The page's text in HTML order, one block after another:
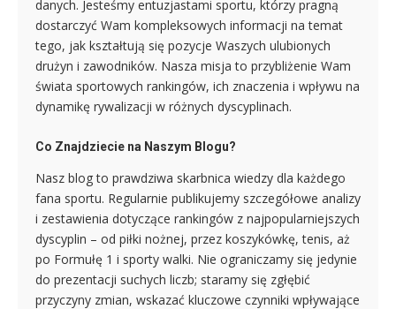
danych. Jesteśmy entuzjastami sportu, którzy pragną
dostarczyć Wam kompleksowych informacji na temat
tego, jak kształtują się pozycje Waszych ulubionych
drużyn i zawodników. Nasza misja to przybliżenie Wam
świata sportowych rankingów, ich znaczenia i wpływu na
dynamikę rywalizacji w różnych dyscyplinach.
Co Znajdziecie na Naszym Blogu?
Nasz blog to prawdziwa skarbnica wiedzy dla każdego
fana sportu. Regularnie publikujemy szczegółowe analizy
i zestawienia dotyczące rankingów z najpopularniejszych
dyscyplin – od piłki nożnej, przez koszykówkę, tenis, aż
po Formułę 1 i sporty walki. Nie ograniczamy się jedynie
do prezentacji suchych liczb; staramy się zgłębić
przyczyny zmian, wskazać kluczowe czynniki wpływające